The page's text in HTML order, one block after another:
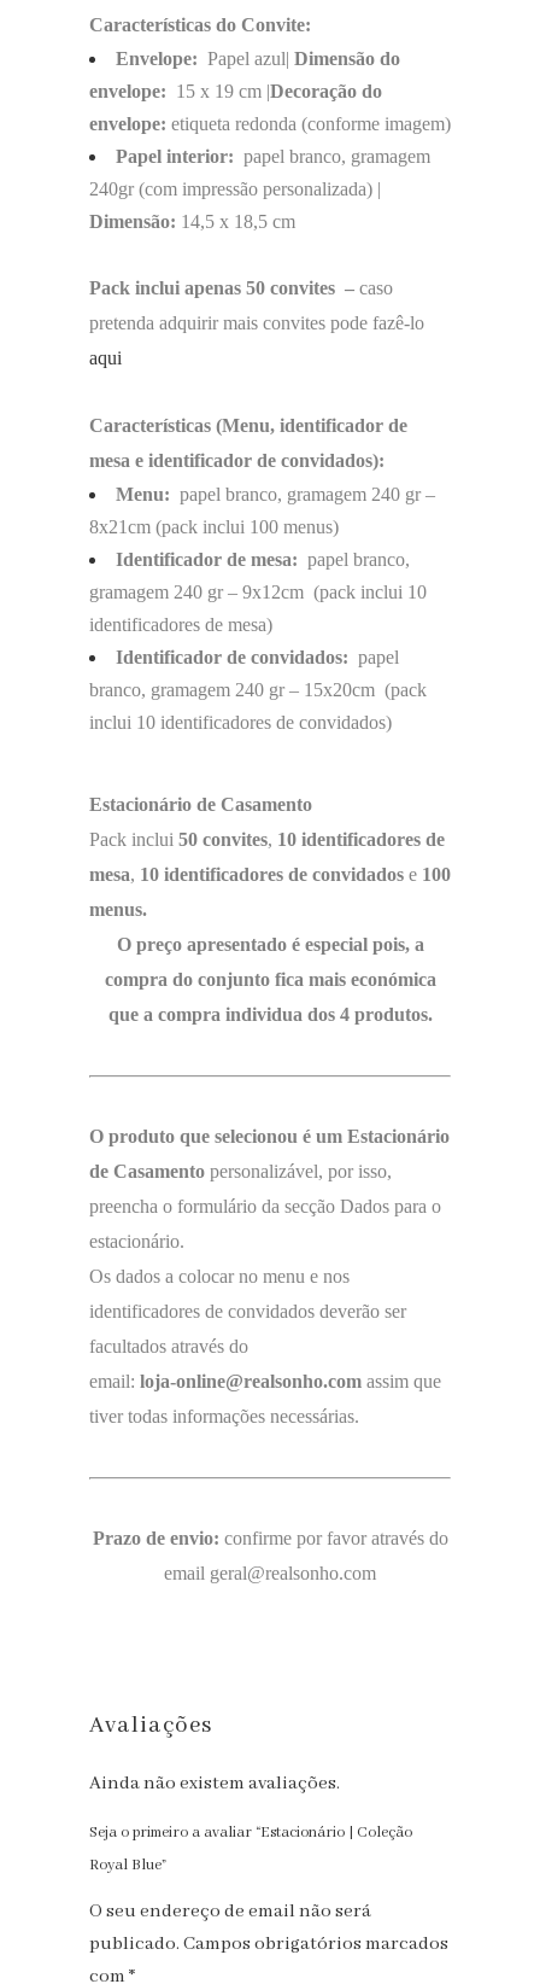
Características do Convite:
Envelope: Papel azul| Dimensão do
envelope: 15 x 19 cm |Decoração do
envelope: etiqueta redonda (conforme imagem)
Papel interior: papel branco, gramagem
240gr (com impressão personalizada) |
Dimensão: 14,5 x 18,5 cm
Pack inclui apenas 50 convites – caso
pretenda adquirir mais convites pode fazê-lo
aqui
Características (Menu, identificador de
mesa e identificador de convidados):
Menu: papel branco, gramagem 240 gr –
8x21cm (pack inclui 100 menus)
Identificador de mesa: papel branco,
gramagem 240 gr – 9x12cm (pack inclui 10
identificadores de mesa)
Identificador de convidados: papel
branco, gramagem 240 gr – 15x20cm (pack
inclui 10 identificadores de convidados)
Estacionário de Casamento
Pack inclui 50 convites, 10 identificadores de
mesa, 10 identificadores de convidados e 100
menus.
O preço apresentado é especial pois, a
compra do conjunto fica mais económica
que a compra individua dos 4 produtos.
O produto que selecionou é um Estacionário
de Casamento personalizável, por isso,
preencha o formulário da secção Dados para o
estacionário.
Os dados a colocar no menu e nos
identificadores de convidados deverão ser
facultados através do
email: loja-online@realsonho.com assim que
tiver todas informações necessárias.
Prazo de envio: confirme por favor através do
email geral@realsonho.com
Avaliações
Ainda não existem avaliações.
Seja o primeiro a avaliar “Estacionário | Coleção
Royal Blue”
O seu endereço de email não será
publicado. Campos obrigatórios marcados
com *